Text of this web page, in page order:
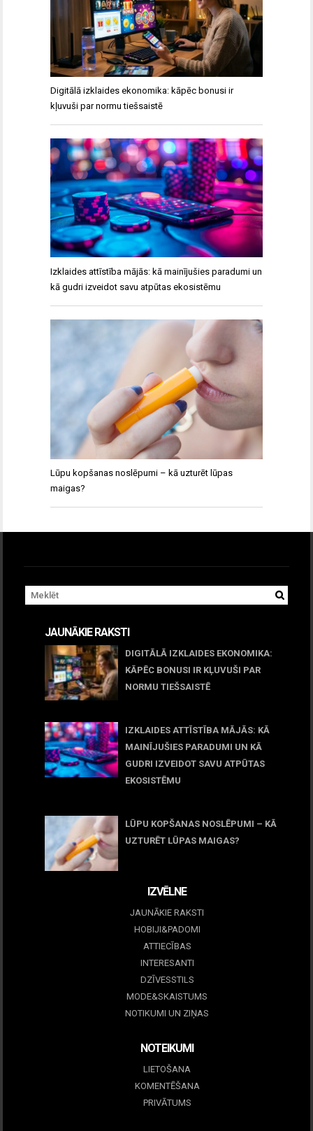
Digitālā izklaides ekonomika: kāpēc bonusi ir
kļuvuši par normu tiešsaistē
Izklaides attīstība mājās: kā mainījušies paradumi un
kā gudri izveidot savu atpūtas ekosistēmu
Lūpu kopšanas noslēpumi – kā uzturēt lūpas
maigas?
JAUNĀKIE RAKSTI
DIGITĀLĀ IZKLAIDES EKONOMIKA:
KĀPĒC BONUSI IR KĻUVUŠI PAR
NORMU TIEŠSAISTĒ
IZKLAIDES ATTĪSTĪBA MĀJĀS: KĀ
MAINĪJUŠIES PARADUMI UN KĀ
GUDRI IZVEIDOT SAVU ATPŪTAS
EKOSISTĒMU
LŪPU KOPŠANAS NOSLĒPUMI – KĀ
UZTURĒT LŪPAS MAIGAS?
IZVĒLNE
JAUNĀKIE RAKSTI
HOBIJI&PADOMI
ATTIECĪBAS
INTERESANTI
DZĪVESSTILS
MODE&SKAISTUMS
NOTIKUMI UN ZIŅAS
NOTEIKUMI
LIETOŠANA
KOMENTĒŠANA
PRIVĀTUMS